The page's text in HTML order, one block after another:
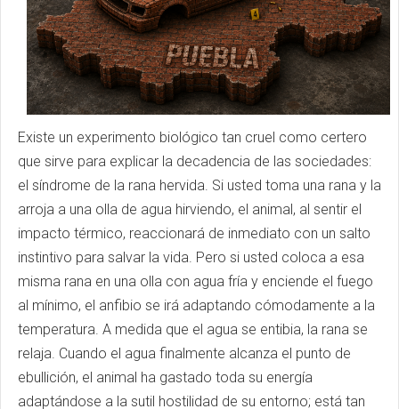
Existe un experimento biológico tan cruel como certero
que sirve para explicar la decadencia de las sociedades:
el síndrome de la rana hervida. Si usted toma una rana y la
arroja a una olla de agua hirviendo, el animal, al sentir el
impacto térmico, reaccionará de inmediato con un salto
instintivo para salvar la vida. Pero si usted coloca a esa
misma rana en una olla con agua fría y enciende el fuego
al mínimo, el anfibio se irá adaptando cómodamente a la
temperatura. A medida que el agua se entibia, la rana se
relaja. Cuando el agua finalmente alcanza el punto de
ebullición, el animal ha gastado toda su energía
adaptándose a la sutil hostilidad de su entorno; está tan